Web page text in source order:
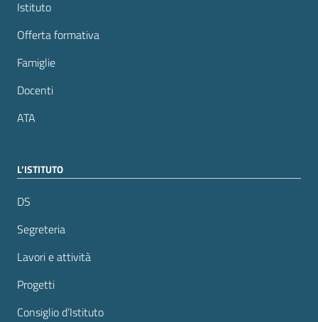
Istituto
Offerta formativa
Famiglie
Docenti
ATA
L’ISTITUTO
DS
Segreteria
Lavori e attività
Progetti
Consiglio d’Istituto